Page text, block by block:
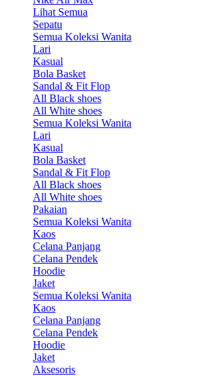
Lihat Semua
Sepatu
Semua Koleksi Wanita
Lari
Kasual
Bola Basket
Sandal & Fit Flop
All Black shoes
All White shoes
Semua Koleksi Wanita
Lari
Kasual
Bola Basket
Sandal & Fit Flop
All Black shoes
All White shoes
Pakaian
Semua Koleksi Wanita
Kaos
Celana Panjang
Celana Pendek
Hoodie
Jaket
Semua Koleksi Wanita
Kaos
Celana Panjang
Celana Pendek
Hoodie
Jaket
Aksesoris